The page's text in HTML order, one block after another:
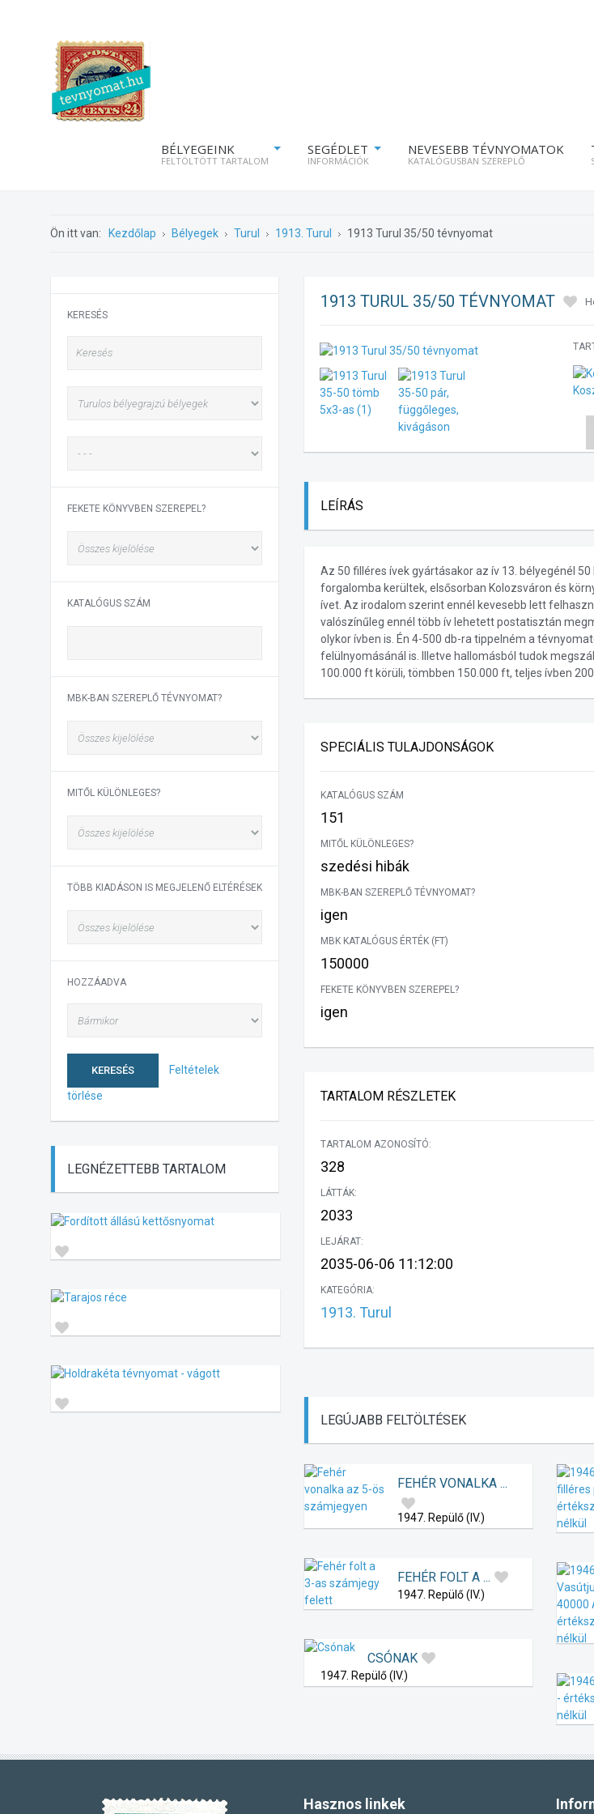
BÉLYEGEINK
FELTÖLTÖTT TARTALOM
SEGÉDLET
INFORMÁCIÓK
NEVESEBB TÉVNYOMATOK
KATALÓGUSBAN SZEREPLŐ
Ön itt van: Kezdőlap Bélyegek Turul 1913. Turul 1913 Turul 35/50 tévnyomat
1913 TURUL 35/50 TÉVNYOMAT
LEÍRÁS
Az 50 filléres ívek gyártásakor az ív 13. bélyegénél
forgalomba kerültek, elsősorban Kolozsváron és
ívet. Az irodalom szerint ennél kevesebb lett
valószínűleg ennél több ív lehetett postatisztán
olykor ívben is. Én 4-500 db-ra tippelném a
felülnyomásánál is. Illetve hallomásból tudok
100.000 ft körüli, tömbben 150.000 ft, teljes ívben
SPECIÁLIS TULAJDONSÁGOK
KATALÓGUS SZÁM
151
MITŐL KÜLÖNLEGES?
szedési hibák
MBK-BAN SZEREPLŐ TÉVNYOMAT?
igen
MBK KATALÓGUS ÉRTÉK (FT)
150000
FEKETE KÖNYVBEN SZEREPEL?
igen
TARTALOM RÉSZLETEK
TARTALOM AZONOSÍTÓ:
328
LÁTTÁK:
2033
LEJÁRAT:
2035-06-06 11:12:00
KATEGÓRIA:
1913. Turul
LEGÚJABB FELTÖLTÉSEK
FEHÉR VONALKA ...
1947. Repülő (IV.)
FEHÉR FOLT A ...
1947. Repülő (IV.)
CSÓNAK
1947. Repülő (IV.)
KERESÉS
FEKETE KÖNYVBEN SZEREPEL?
KATALÓGUS SZÁM
MBK-BAN SZEREPLŐ TÉVNYOMAT?
MITŐL KÜLÖNLEGES?
TÖBB KIADÁSON IS MEGJELENŐ ELTÉRÉSEK
HOZZÁADVA
KERESÉS Feltételek
törlése
LEGNÉZETTEBB TARTALOM
Hasznoslinkek